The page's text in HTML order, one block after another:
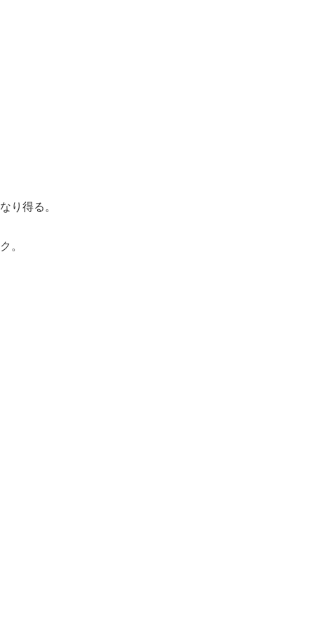
り得る。
。